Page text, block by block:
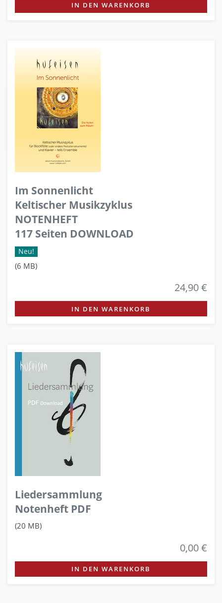
IN DEN WARENKORB
Im Sonnenlicht
Keltischer Musikzyklus
NOTENHEFT
117 Seiten DOWNLOAD
Neu!
(6 MB)
24,90 €
IN DEN WARENKORB
Liedersammlung
Notenheft PDF
(20 MB)
0,00 €
IN DEN WARENKORB